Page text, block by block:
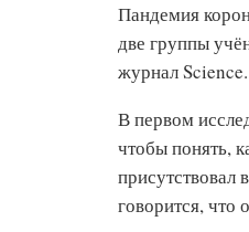
Пандемия
две группы
журнал Science.
В первом
чтобы понять,
присутствовал
говорится, что